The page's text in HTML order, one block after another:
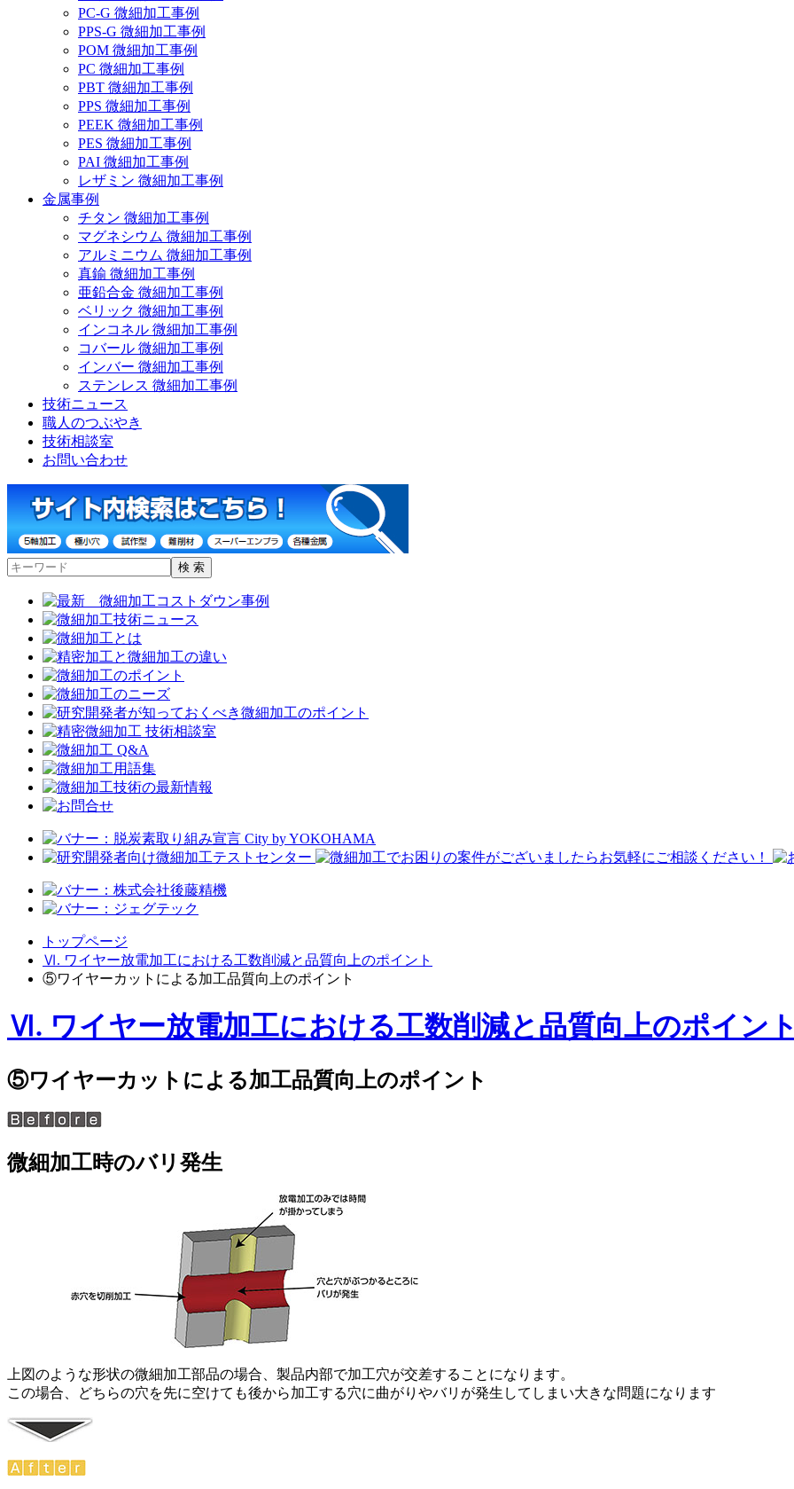
PC-G 微細加工事例
PPS-G 微細加工事例
POM 微細加工事例
PC 微細加工事例
PBT 微細加工事例
PPS 微細加工事例
PEEK 微細加工事例
PES 微細加工事例
PAI 微細加工事例
レザミン 微細加工事例
金属事例
チタン 微細加工事例
マグネシウム 微細加工事例
アルミニウム 微細加工事例
真鍮 微細加工事例
亜鉛合金 微細加工事例
ベリック 微細加工事例
インコネル 微細加工事例
コバール 微細加工事例
インバー 微細加工事例
ステンレス 微細加工事例
技術ニュース
職人のつぶやき
技術相談室
お問い合わせ
トップページ
Ⅵ. ワイヤー放電加工における工数削減と品質向上のポイント
⑤ワイヤーカットによる加工品質向上のポイント
Ⅵ. ワイヤー放電加工における工数削減と品質向上のポイン
⑤ワイヤーカットによる加工品質向上のポイント
微細加工時のバリ発生
上図のような形状の微細加工部品の場合、製品内部で加工穴が交差することになります。
この場合、どちらの穴を先に空けても後から加工する穴に曲がりやバリが発生してしまい大きな問題になります